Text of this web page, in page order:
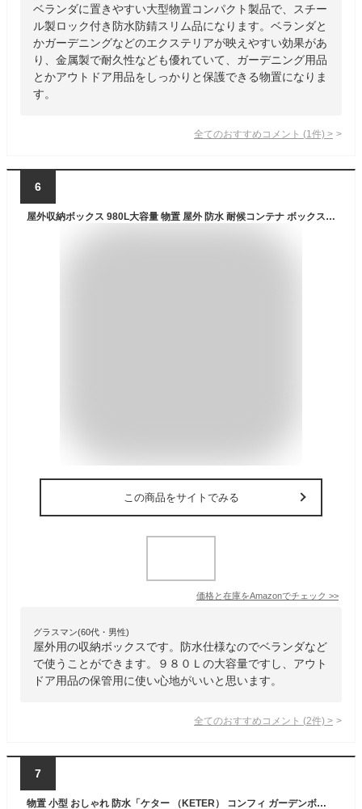
ベランダに置きやすい大型物置コンパクト製品で、スチー
ル製ロック付き防水防錆スリム品になります。ベランダと
かガーデニングなどのエクステリアが映えやすい効果があ
り、金属製で耐久性なども優れていて、ガーデニング用品
とかアウトドア用品をしっかりと保護できる物置になりま
す。
全てのおすすめコメント (1 件) >
6
屋外収納ボックス 980L大容量 物置 屋外 防水 耐候コンテナ ボックス 大型物置 ガーデン収納 コンテナハウス ガーデン/庭/ベランダ ストッカー収納 おしゃれ大型置き配ボックス/宅配ボックス収納庫(幅172*奥行81.8*高さ85.5cm-ブラック)
この商品をサイトでみる
価格と在庫をAmazonでチェック >>
グラスマン(60代・男性)
屋外用の収納ボックスです。防水仕様なのでベランダなど
で使うことができます。９８０Ｌの大容量ですし、アウト
ドア用品の保管用に使い心地がいいと思います。
全てのおすすめコメント (2件) >
7
物置 小型 おしゃれ 防水「ケター （KETER） コンフィ ガーデンボックス（COMFY GARDEN BOX）」幅117×奥行45×高さ57cm 天板耐荷重220kg ブラウン